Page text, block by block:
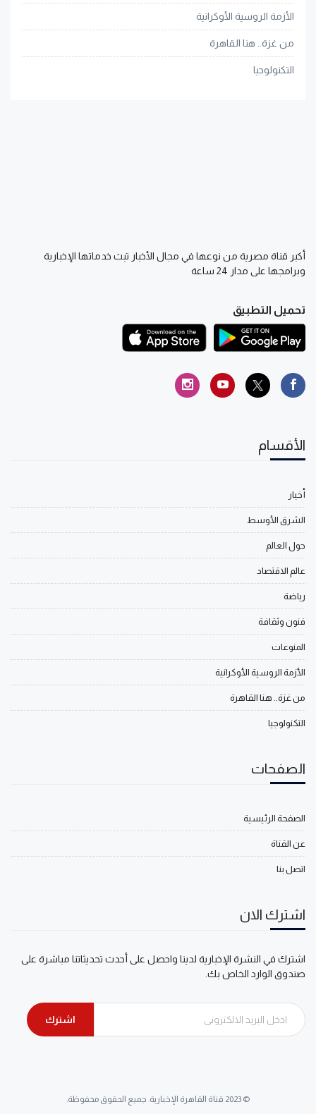
الأزمة الروسية الأوكرانية
من غزة.. هنا القاهرة
التكنولوجيا
أكبر قناة مصرية من نوعها في مجال الأخبار تبث خدماتها الإخبارية
وبرامجها على مدار 24 ساعة
تحميل التطبيق
الأقسام
أخبار
الشرق الأوسط
حول العالم
عالم الاقتصاد
رياضة
فنون وثقافة
المنوعات
الأزمة الروسية الأوكرانية
من غزة.. هنا القاهرة
التكنولوجيا
الصفحات
الصفحة الرئيسية
عن القناة
اتصل بنا
اشترك الان
اشترك في النشرة الإخبارية لدينا واحصل على أحدث تحديثاتنا مباشرة على
صندوق الوارد الخاص بك.
اشترك
© 2023 قناة القاهرة الإخبارية. جميع الحقوق محفوظة.